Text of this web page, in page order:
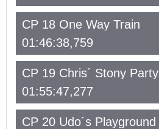
CP 18 One Way Train
01:46:38,759
CP 19 Chris´ Stony Party
01:55:47,277
CP 20 Udo´s Playground